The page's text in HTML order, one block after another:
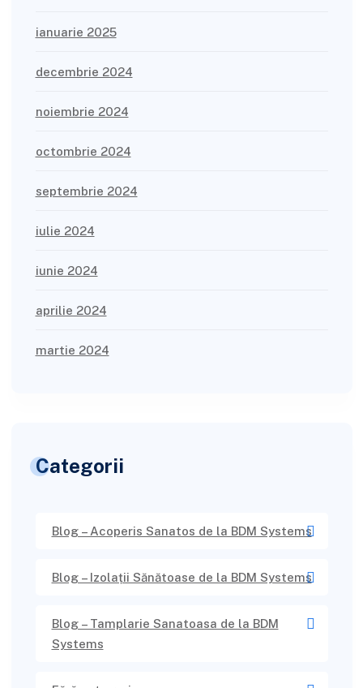
ianuarie 2025
decembrie 2024
noiembrie 2024
octombrie 2024
septembrie 2024
iulie 2024
iunie 2024
aprilie 2024
martie 2024
Categorii
Blog – Acoperis Sanatos de la BDM Systems
Blog – Izolații Sănătoase de la BDM Systems
Blog – Tamplarie Sanatoasa de la BDM
Systems